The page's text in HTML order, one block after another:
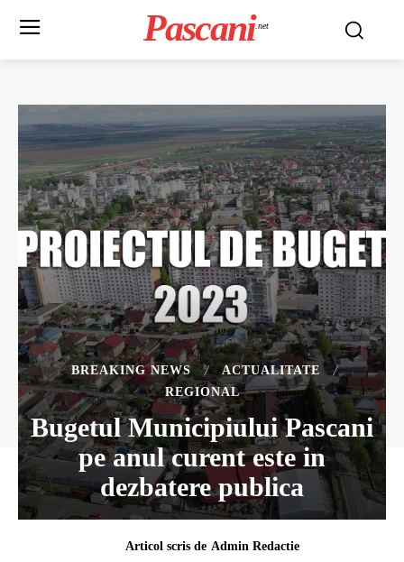
Pascani .net
BREAKING NEWS
ACTUALITATE
REGIONAL
Bugetul Municipiului Pascani
pe anul curent este in
dezbatere publica
Articol scris de Admin Redactie